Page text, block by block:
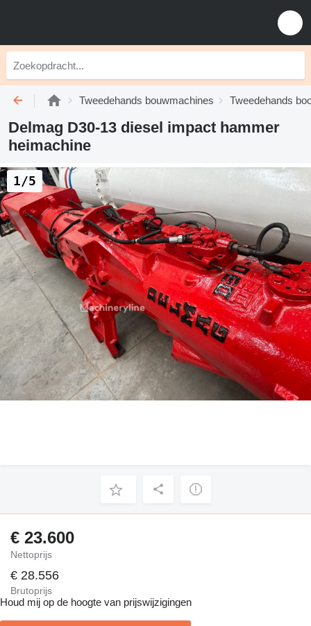
Tweedehands bouwmachines Tweedehands
Delmag D30-13 diesel impact hammer
heimachine
1/5
€ 23.600
Nettoprijs
€ 28.556
Brutoprijs
Houd mij op de hoogte van prijswijzigingen